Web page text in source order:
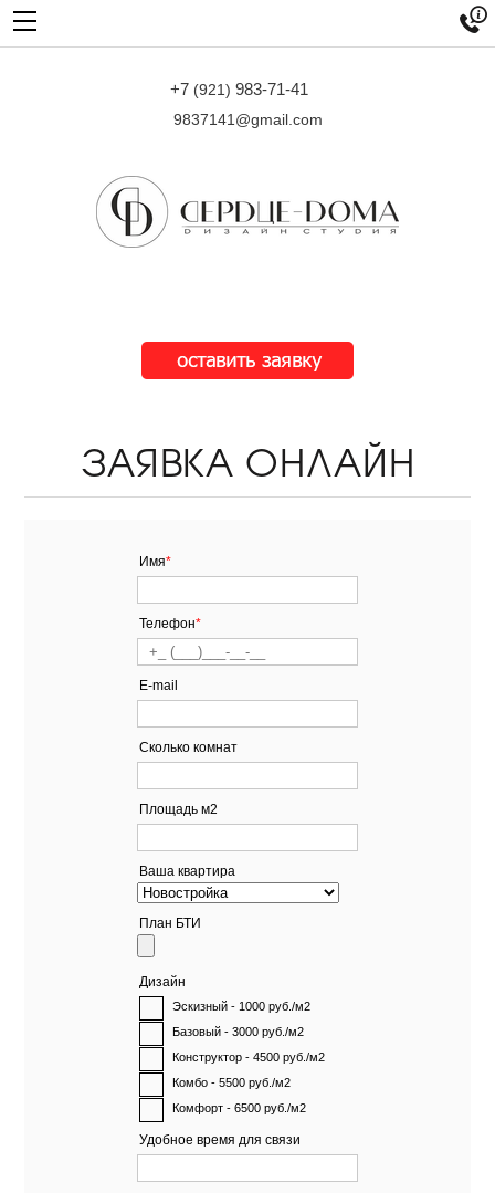
+7 (921) 983-71-41
9837141@gmail.com

ЗАЯВКА ОНЛАЙН
Имя*
Телефон*
Е-mail
Сколько комнат
Площадь м2
Ваша квартира
План БТИ
Дизайн
Эскизный - 1000 руб./м2
Базовый - 3000 руб./м2
Конструктор - 4500 руб./м2
Комбо - 5500 руб./м2
Комфорт - 6500 руб./м2
Удобное время для связи